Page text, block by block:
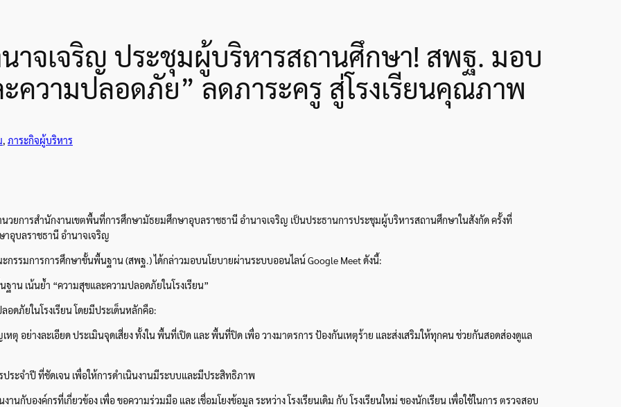
าจเจริญ ประชุมผู้บริหารสถานศึกษา! สพฐ. มอบ
ความปลอดภัย” ลดภาระครู สู่โรงเรียนคุณภาพ
, ภาระกิจผู้บริหาร
การสำนักงานเขตพื้นที่การศึกษามัธยมศึกษาอุบลราชธานี อำนาจเจริญ เป็นประธานการประชุมผู้บริหารสถานศึกษาในสังกัด ครั้งที่
อุบลราชธานี อำนาจเจริญ
รรมการการศึกษาขั้นพื้นฐาน (สพฐ.) ได้กล่าวมอบนโยบายผ่านระบบออนไลน์ Google Meet ดังนี้:
าน เน้นย้ำ “ความสุขและความปลอดภัยในโรงเรียน”
ดภัยในโรงเรียน โดยมีประเด็นหลักคือ:
อย่างละเอียด ประเมินจุดเสี่ยง ทั้งใน พื้นที่เปิด และ พื้นที่ปิด เพื่อ วางมาตรการ ป้องกันเหตุร้าย และส่งเสริมให้ทุกคน ช่วยกันสอดส่องดูแล
ะจำปี ที่ชัดเจน เพื่อให้การดำเนินงานมีระบบและมีประสิทธิภาพ
นกับองค์กรที่เกี่ยวข้อง เพื่อ ขอความร่วมมือ และ เชื่อมโยงข้อมูล ระหว่าง โรงเรียนเดิม กับ โรงเรียนใหม่ ของนักเรียน เพื่อใช้ในการ ตรวจสอบ